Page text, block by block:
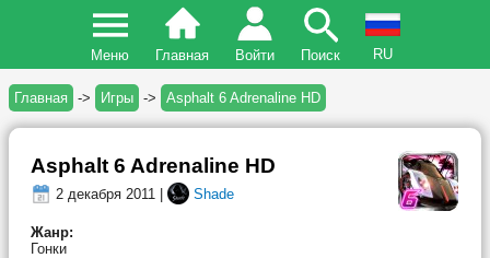
Меню Главная Войти Поиск RU
Главная -> Игры -> Asphalt 6 Adrenaline HD
Asphalt 6 Adrenaline HD
2 декабря 2011 | Shade
Жанр:
Гонки